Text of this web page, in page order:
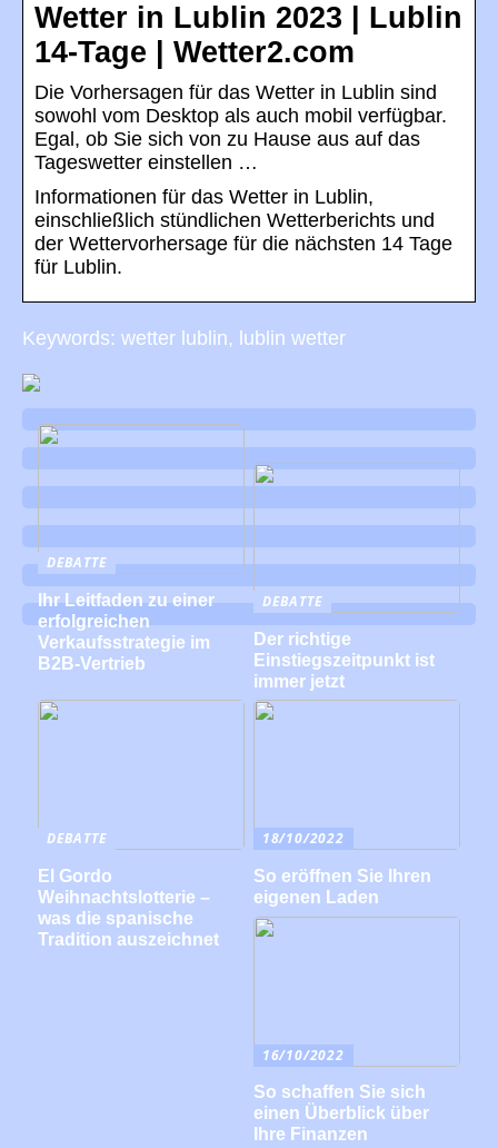
Wetter in Lublin 2023 | Lublin
14-Tage | Wetter2.com
Die Vorhersagen für das Wetter in Lublin sind
sowohl vom Desktop als auch mobil verfügbar.
Egal, ob Sie sich von zu Hause aus auf das
Tageswetter einstellen …
Informationen für das Wetter in Lublin,
einschließlich stündlichen Wetterberichts und
der Wettervorhersage für die nächsten 14 Tage
für Lublin.
Keywords: wetter lublin, lublin wetter
DEBATTE
Ihr Leitfaden zu einer
erfolgreichen
Verkaufsstrategie im
B2B-Vertrieb
DEBATTE
Der richtige
Einstiegszeitpunkt ist
immer jetzt
DEBATTE
El Gordo
Weihnachtslotterie –
was die spanische
Tradition auszeichnet
18/10/2022
So eröffnen Sie Ihren
eigenen Laden
16/10/2022
So schaffen Sie sich
einen Überblick über
Ihre Finanzen